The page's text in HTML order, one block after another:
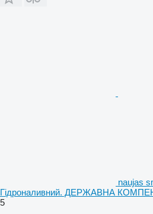
naujas
Гідроналивний. ДЕРЖАВНА
5